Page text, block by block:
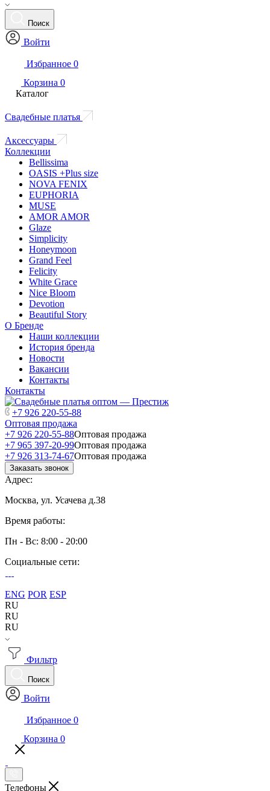
Поиск
Войти
Избранное 0
Корзина 0
Каталог
Свадебные платья
Аксессуары
Коллекции
Bellissima
OASIS +Plus size
NOVA FENIX
EUPHORIA
MUSE
AMOR AMOR
Glaze
Simplicity
Honeymoon
Grand Feel
Felicity
White Grace
Nice Bloom
Devotion
Beautiful Story
О Бренде
Наши коллекции
История бренда
Новости
Вакансии
Контакты
Контакты
+7 926 220-55-88
Оптовая продажа
+7 926 220-55-88Оптовая продажа
+7 965 397-20-99Оптовая продажа
+7 926 313-74-67Оптовая продажа
Заказать звонок
Адрес:
Москва, ул. Усачева д.38
Время работы:
Пн - Вс: 8:00 - 20:00
Социальные сети:
ENG POR ESP
RU
RU
RU
Фильтр
Поиск
Войти
Избранное 0
Корзина 0
Телефоны